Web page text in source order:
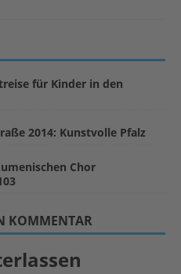
für Kinder in den
2014: Kunstvolle Pfalz
Chor
KOMMENTAR